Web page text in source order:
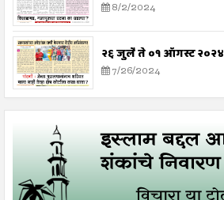
8/2/2024
२६ जुलै ते ०१ ऑगस्ट २०२४
7/26/2024